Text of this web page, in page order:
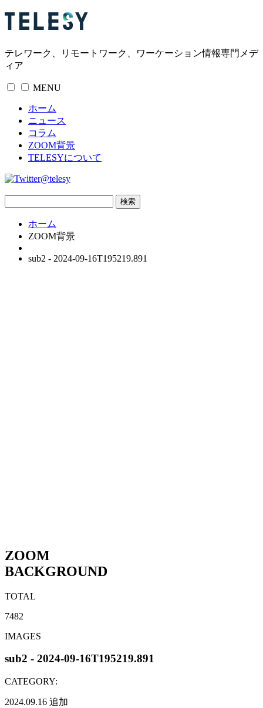
テレワーク、リモートワーク、ワーケーション情報専門メデ
ィア
MENU
ホーム
ニュース
コラム
ZOOM背景
TELESYについて
@telesy
ホーム
ZOOM背景
sub2 - 2024-09-16T195219.891
ZOOM
BACKGROUND
TOTAL
7482
IMAGES
sub2 - 2024-09-16T195219.891
CATEGORY:
2024.09.16 追加